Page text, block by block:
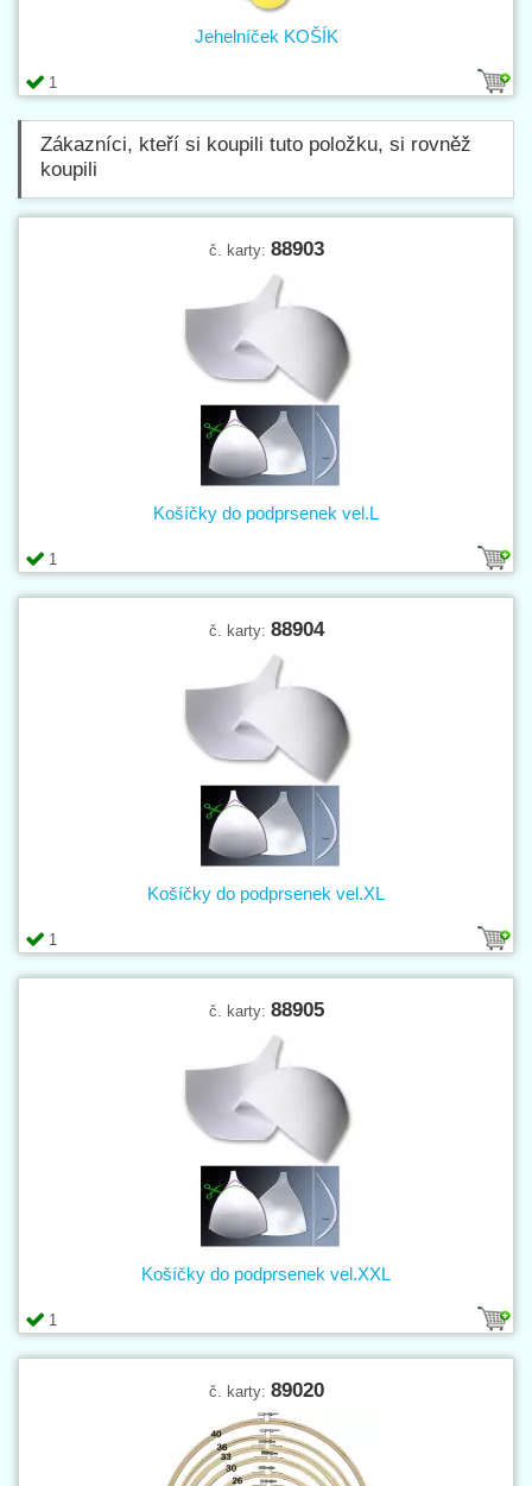
1
Jehelníček KOŠÍK
Zákazníci, kteří si koupili tuto položku, si rovněž
koupili
č. karty: 88903
1
Košíčky do podprsenek vel.L
č. karty: 88904
1
Košíčky do podprsenek vel.XL
č. karty: 88905
1
Košíčky do podprsenek vel.XXL
č. karty: 89020